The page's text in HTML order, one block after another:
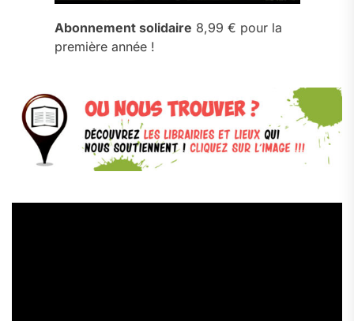
Abonnement solidaire 8,99 € pour la
première année !